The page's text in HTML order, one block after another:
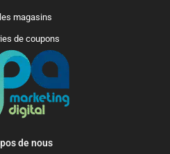
magasins
de coupons
de nous